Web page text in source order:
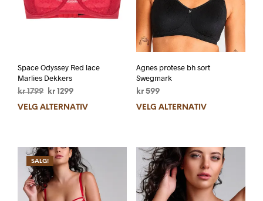
Space Odyssey Red lace
Marlies Dekkers
kr1799 kr 1299
VELG ALTERNATIV
Agnes protese bh sort
Swegmark
kr599
VELG ALTERNATIV
SALG!